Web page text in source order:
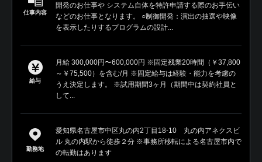
仕事内容
開発のお仕事や システム自体を特許申請する際のお手伝い
などのお仕事となります。 ○制御開発：演出の抽選や映像
を表示したりするプログラムの設計...
給与
月給 300,000円〜600,000円 ※固定残業20時間（￥37,800
～￥75,500）を含む/月 ※固定給与は経験・能力を考慮の
うえ決定します。 ※試用期間3ヶ月（期間中は契約社員と
して...
勤務地
愛知県名古屋市中区丸の内2丁目18-10 丸の内アネクスビ
ル 丸の内駅から徒歩２分 ※事務所移転による名古屋市内で
の転勤はあります